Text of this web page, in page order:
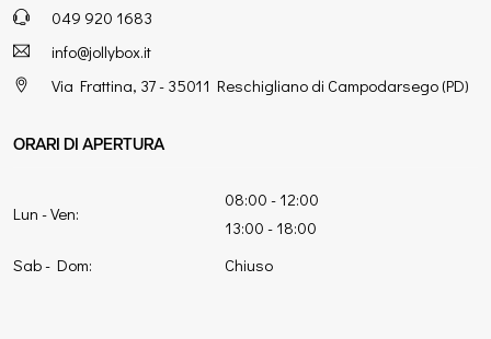
049 920 1683
info@jollybox.it
Via Frattina, 37 - 35011 Reschigliano di Campodarsego (PD)
ORARI DI APERTURA
Lun - Ven:
08:00 - 12:00
13:00 - 18:00
Sab - Dom:
Chiuso